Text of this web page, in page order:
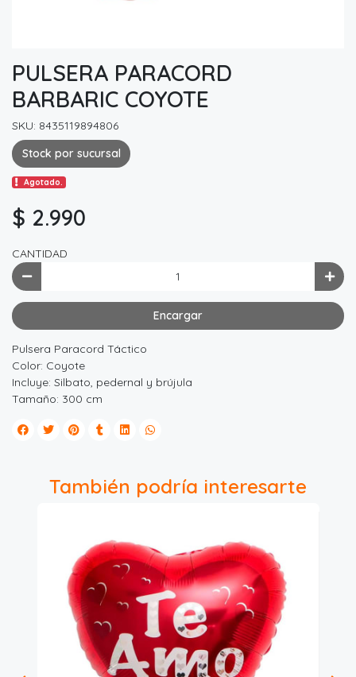
PULSERA PARACORD
BARBARIC COYOTE
SKU: 8435119894806
Stock por sucursal
Agotado.
$ 2.990
CANTIDAD
Encargar
Pulsera Paracord Táctico
Color: Coyote
Incluye: Silbato, pedernal y brújula
Tamaño: 300 cm
También podría interesarte